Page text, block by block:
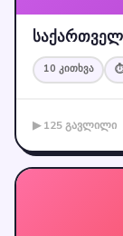
10 კითხვა
▶ 125 გავლილი